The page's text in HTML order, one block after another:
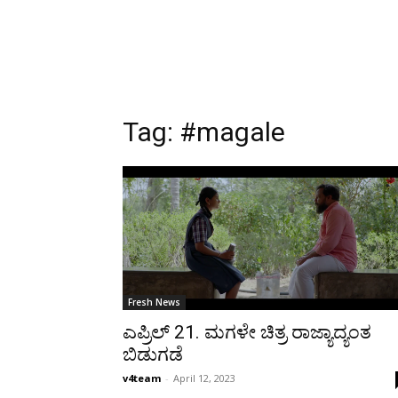
Tag: #magale
Fresh News
ಎಪ್ರಿಲ್ 21. ಮಗಳೇ ಚಿತ್ರ ರಾಜ್ಯಾದ್ಯಂತ
ಬಿಡುಗಡೆ
v4team - April 12, 2023